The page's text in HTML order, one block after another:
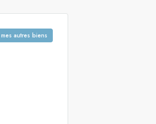
autres biens